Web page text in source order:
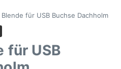
Blende für USB Buchse Dachholm
für USB